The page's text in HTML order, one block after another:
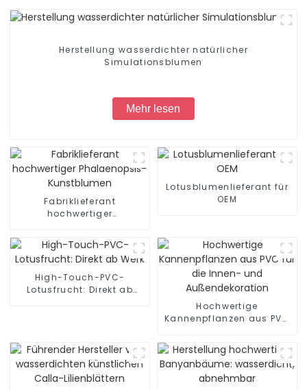
Herstellung wasserdichter natürlicher
Simulationsblumen
Mehr lesen
Fabriklieferant
hochwertiger
Kunstblumen
Lotusblumenlieferant für
OEM
High-Touch-PVC-
Lotusfrucht: Direkt ab
Hochwertige
Kannenpflanzen aus PVC
Außendekoration